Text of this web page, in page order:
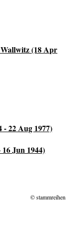
(18 Apr
- 22 Aug 1977)
Jun 1944)
©